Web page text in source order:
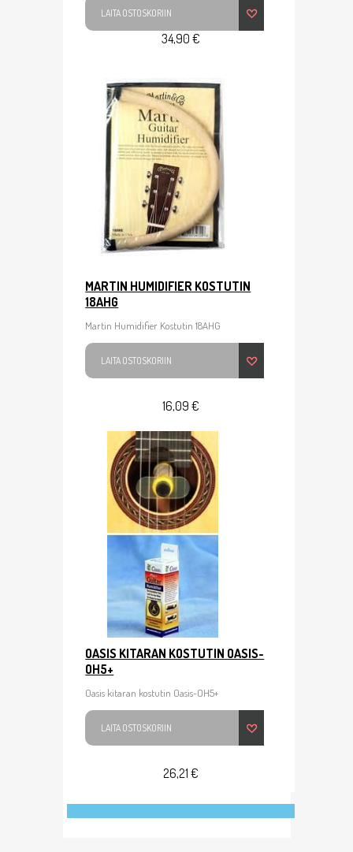
LAITA OSTOSKORIIN
34,90 €
MARTIN HUMIDIFIER KOSTUTIN
18AHG
Martin Humidifier Kostutin 18AHG
LAITA OSTOSKORIIN
16,09 €
OASIS KITARAN KOSTUTIN OASIS-
OH5+
Oasis kitaran kostutin Oasis-OH5+
LAITA OSTOSKORIIN
26,21 €